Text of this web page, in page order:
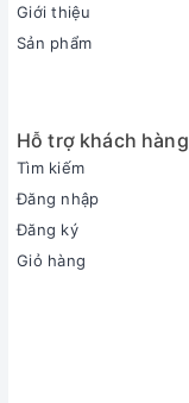
Giới thiệu
Sản phẩm
Hỗ trợ khách hàng
Tìm kiếm
Đăng nhập
Đăng ký
Giỏ hàng